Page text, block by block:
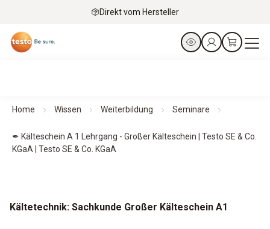
Direkt vom Hersteller
Home Wissen Weiterbildung Seminare
✒ Kälteschein A 1 Lehrgang - Großer Kälteschein | Testo SE & Co.
KGaA | Testo SE & Co. KGaA
Kältetechnik: Sachkunde Großer Kälteschein A1